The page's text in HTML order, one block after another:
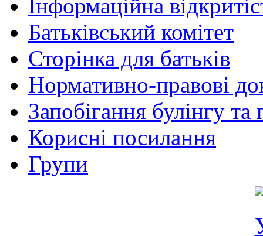
Інформаційна
Батьківський комітет
Сторінка для батьків
Нормативно-правові
Запобігання булінгу та
Корисні посилання
Групи